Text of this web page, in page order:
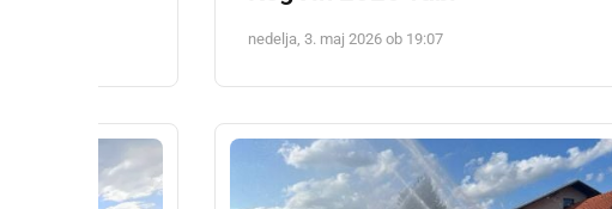
nedelja, 3. maj 2026 ob 19:07